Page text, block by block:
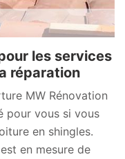
les services
réparation
MW Rénovation
pour vous si vous
en shingles.
en mesure de